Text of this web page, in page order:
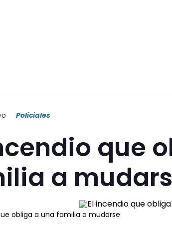
Policiales
que
a
obliga a una familia a mudarse